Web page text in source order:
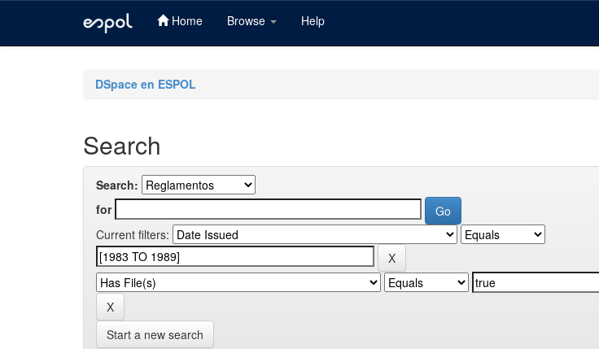
Home Browse Help
DSpace en ESPOL
Search
Search:
for
Current filters:
Start a new search